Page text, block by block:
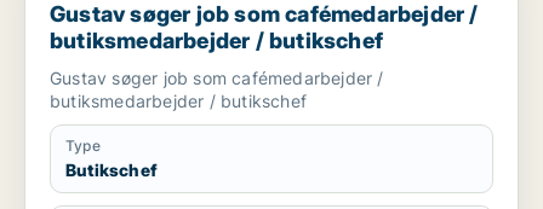
Gustav søger job som cafémedarbejder /
butiksmedarbejder / butikschef
Gustav søger job som cafémedarbejder /
butiksmedarbejder / butikschef
Type
Butikschef